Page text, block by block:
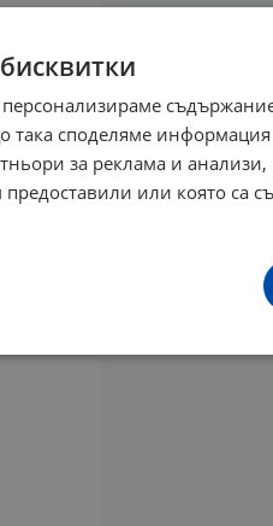
споделяме
за реклама и
или която са